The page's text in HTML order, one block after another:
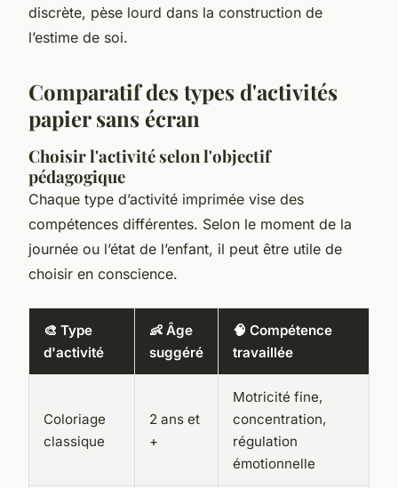
discrète, pèse lourd dans la construction de
l’estime de soi.
Comparatif des types d'activités
papier sans écran
Choisir l'activité selon l'objectif
pédagogique
Chaque type d’activité imprimée vise des
compétences différentes. Selon le moment de la
journée ou l’état de l’enfant, il peut être utile de
choisir en conscience.
🎨 Type
d'activité
👶 Âge
suggéré
🧠 Compétence
travaillée
Coloriage
classique
2 ans et
+
Motricité fine,
concentration,
régulation
émotionnelle